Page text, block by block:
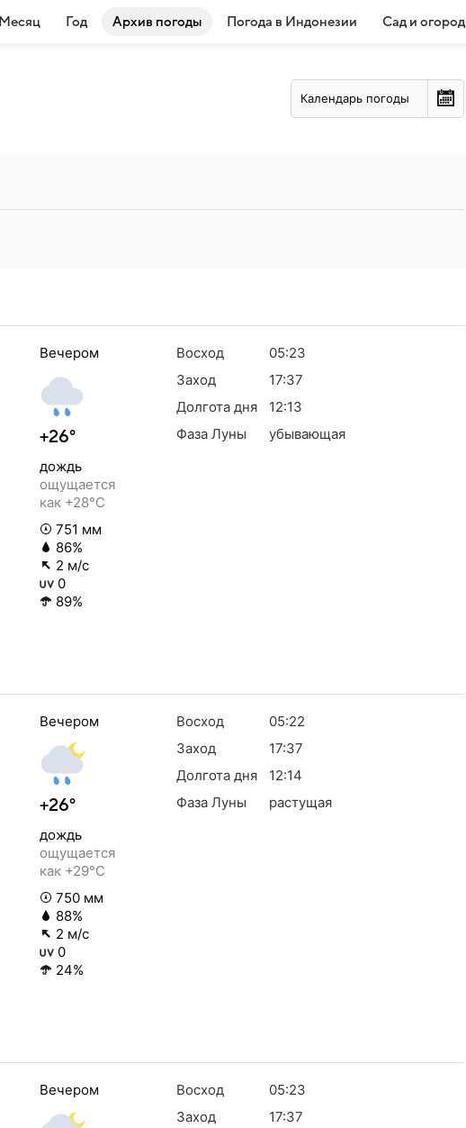
Месяц Год Архив погоды Погода в Индонезии Сад и огород
Календарь погоды
Вечером
+26°
дождь
ощущается
как +28°C
751 мм
86%
2 м/с
0
89%
Восход
05:23
Заход
17:37
Долгота дня
12:13
Фаза Луны
убывающая
Вечером
+26°
дождь
ощущается
как +29°C
750 мм
88%
2 м/с
0
24%
Восход
05:22
Заход
17:37
Долгота дня
12:14
Фаза Луны
растущая
Вечером Восход
05:23
Заход
17:37